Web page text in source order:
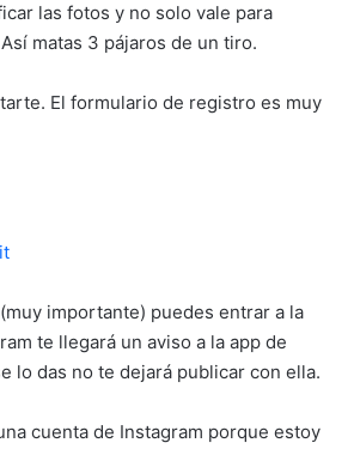
las fotos y no solo vale para
matas 3 pájaros de un tiro.
El formulario de registro es muy
importante) puedes entrar a la
te llegará un aviso a la app de
lo das no te dejará publicar con ella.
cuenta de Instagram porque estoy